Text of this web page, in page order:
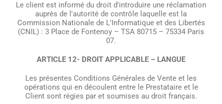
Le client est informé du droit d'introduire une réclamation
auprès de l'autorité de contrôle laquelle est la
Commission Nationale de L'Informatique et des Libertés
(CNIL) : 3 Place de Fontenoy – TSA 80715 – 75334 Paris
07.
ARTICLE 12- DROIT APPLICABLE – LANGUE
Les présentes Conditions Générales de Vente et les
opérations qui en découlent entre le Prestataire et le
Client sont régies par et soumises au droit français.